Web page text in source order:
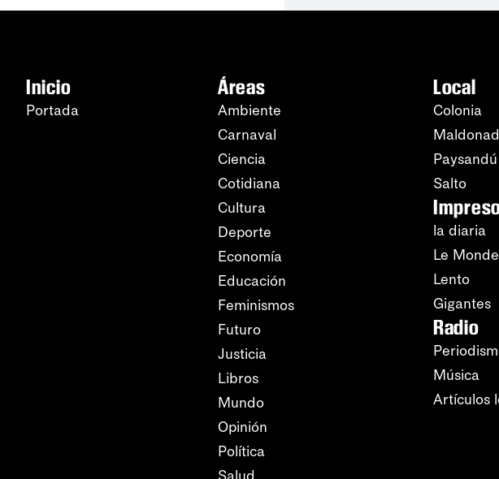
Inicio
Portada
Áreas
Ambiente
Carnaval
Ciencia
Cotidiana
Cultura
Deporte
Economía
Educación
Feminismos
Futuro
Justicia
Libros
Mundo
Opinión
Política
Local
Colonia
Paysandú
Salto
la diaria
Le Monde
Lento
Gigantes
Radio
Música
Artículos